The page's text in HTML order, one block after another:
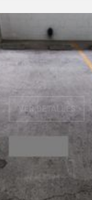
VER DETALLES